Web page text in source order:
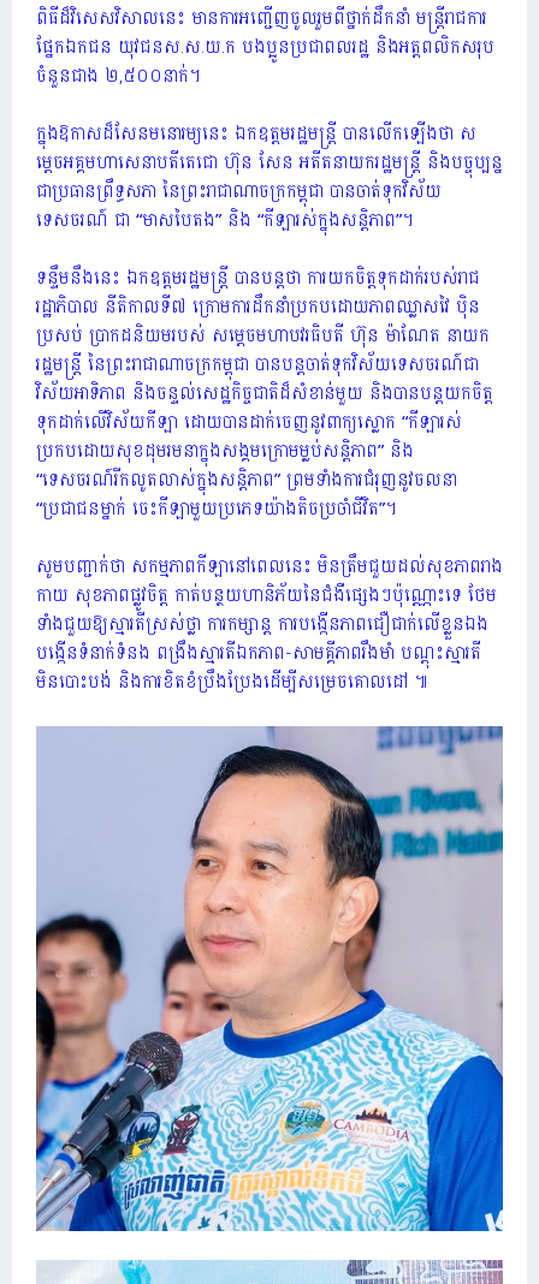
ពិធីដ៏វិសេសវិសាលនេះ មានការអញ្ជើញចូលរួមពីថ្នាក់ដឹកនាំ មន្ត្រីរាជការ
ផ្នែកឯកជន យុវជនស.ស.យ.ក បងប្អូនប្រជាពលរដ្ឋ និងអត្តពលិកសរុប
ចំនួនជាង ២,៥០០នាក់។
ក្នុងឱកាសដ៏សែនមនោរម្យនេះ ឯកឧត្តមរដ្ឋមន្ត្រី បានលើកឡើងថា ស
ម្តេចអគ្គមហាសេនាបតីតេជោ ហ៊ុន សែន អតីតនាយករដ្ឋមន្ត្រី និងបច្ចុប្បន្ន
ជាប្រធានព្រឹទ្ធសភា នៃព្រះរាជាណាចក្រកម្ពុជា បានចាត់ទុកវិស័យ
ទេសចរណ៍ ជា “មាសបៃតង” និង “កីឡារស់ក្នុងសន្តិភាព”។
ទន្ទឹមនឹងនេះ ឯកឧត្តមរដ្ឋមន្ត្រី បានបន្តថា ការយកចិត្តទុកដាក់របស់រាជ
រដ្ឋាភិបាល នីតិកាលទី៧ ក្រោមការដឹកនាំប្រកបដោយភាពឈ្លាសវៃ ប៉ិន
ប្រសប់ ប្រាកដនិយមរបស់ សម្តេចមហាបវរធិបតី ហ៊ុន ម៉ាណែត នាយក
រដ្ឋមន្រ្តី នៃព្រះរាជាណាចក្រកម្ពុជា បានបន្តចាត់ទុកវិស័យទេសចរណ៍ជា
វិស័យអាទិភាព និងចន្ទល់សេដ្ឋកិច្ចជាតិដ៏សំខាន់មួយ និងបានបន្តយកចិត្ត
ទុកដាក់លើវិស័យកីឡា ដោយបានដាក់ចេញនូវពាក្យស្លោក “កីឡារស់
ប្រកបដោយសុខដុមរមនាក្នុងសង្គមក្រោមម្លប់សន្តិភាព” និង
“ទេសចរណ៍រីកលូតលាស់ក្នុងសន្តិភាព” ព្រមទាំងការជំរុញនូវចលនា
“ប្រជាជនម្នាក់ ចេះកីឡាមួយប្រភេទយ៉ាងតិចប្រចាំជីវិត”។
សូមបញ្ជាក់ថា សកម្មភាពកីឡានៅពេលនេះ មិនត្រឹមជួយដល់សុខភាពរាង
កាយ សុខភាពផ្លូវចិត្ត កាត់បន្ថយហានិភ័យនៃជំងឺផ្សេងៗប៉ុណ្ណោះទេ ថែម
ទាំងជួយឱ្យស្មារតីស្រស់ថ្លា ការកម្សាន្ត ការបង្កើនភាពជឿជាក់លើខ្លួនឯង
បង្កើនទំនាក់ទំនង ពង្រឹងស្មារតីឯកភាព-សាមគ្គីភាពរឹងមាំ បណ្ដុះស្មារតី
មិនបោះបង់ និងការខិតខំប្រឹងប្រែងដើម្បីសម្រេចគោលដៅ ៕